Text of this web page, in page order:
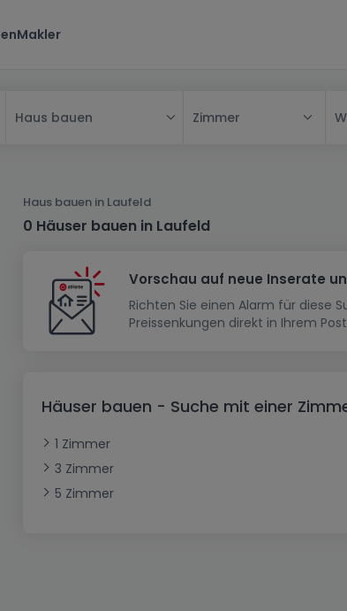
Makler
Haus bauen
Haus
Reihenhaus
Doppelhaushälfte
Schloss
Hof
Bauernhaus
Landhaus
Wohnung
Schlafzimmer
1-Zimmer-Apartment
Dreigeschossige Wohnung
Loft
Dachgeschoss
Erdgeschoss
Wohnanlage
Wohnsiedlung
Haus bauen
Musterhaus
Renditeobjekt
Kein Bauland
Gewerbliches Grundstück
Garage - Parkplatz
Carport
Garage
Büro
Büro
Gewerbe
Ladenfläche
Geschäft
Zimmer
Haus bauen in Laufeld
0 Häuser bauen in Laufeld
Vorschau auf neue Inserate
Richten Sie einen Alarm für diese
Preissenkungen direkt in Ihrem
Häuser bauen - Suche mit einer
1 Zimmer
3 Zimmer
5 Zimmer